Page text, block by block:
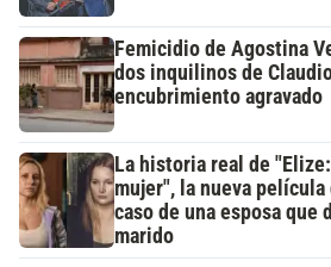
Femicidio de Agostina
dos inquilinos de
encubrimiento agravado
La historia real de
mujer", la nueva
caso de una esposa que
marido